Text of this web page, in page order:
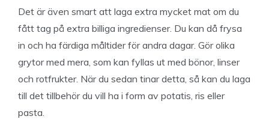
Det är även smart att laga extra mycket mat om du
fått tag på extra billiga ingredienser. Du kan då frysa
in och ha färdiga måltider för andra dagar. Gör olika
grytor med mera, som kan fyllas ut med bönor, linser
och rotfrukter. När du sedan tinar detta, så kan du laga
till det tillbehör du vill ha i form av potatis, ris eller
pasta.